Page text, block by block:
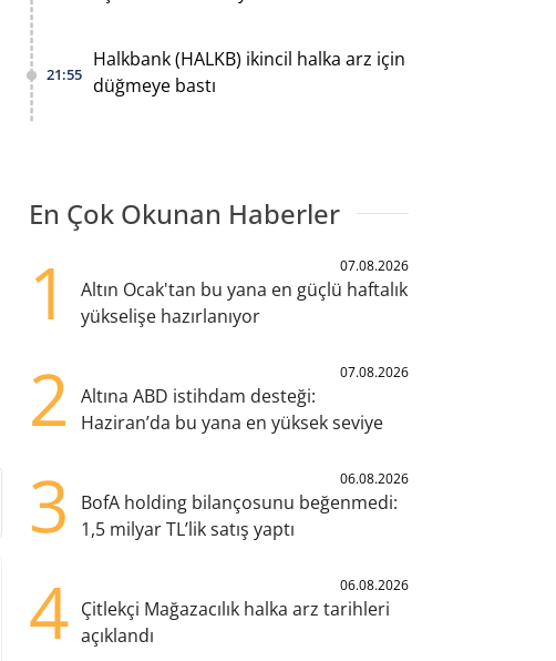
21:55
Halkbank (HALKB) ikincil halka arz için
düğmeye bastı
En Çok Okunan Haberler
1 07.08.2026
Altın Ocak'tan bu yana en güçlü haftalık
yükselişe hazırlanıyor
2 07.08.2026
Altına ABD istihdam desteği:
Haziran’da bu yana en yüksek seviye
3 06.08.2026
BofA holding bilançosunu beğenmedi:
1,5 milyar TL’lik satış yaptı
4 06.08.2026
Çitlekçi Mağazacılık halka arz tarihleri
açıklandı